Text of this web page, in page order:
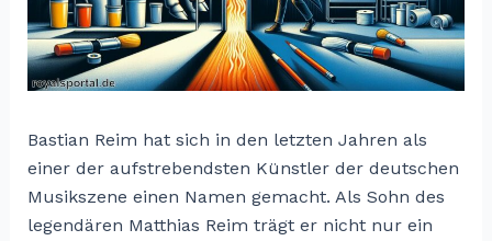
Bastian Reim hat sich in den letzten Jahren als
einer der aufstrebendsten Künstler der deutschen
Musikszene einen Namen gemacht. Als Sohn des
legendären Matthias Reim trägt er nicht nur ein